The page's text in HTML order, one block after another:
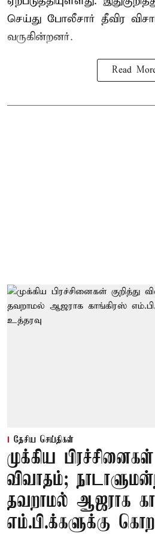
செய்து போலீசார் தீவிர
வருகின்றனர்.
Read
தேசிய செய்திகள்
முக்கிய பிரச்சினைகள்
விவாதம்;
தவறாமல் ஆஜராக
எம்.பி.க்களுக்கு